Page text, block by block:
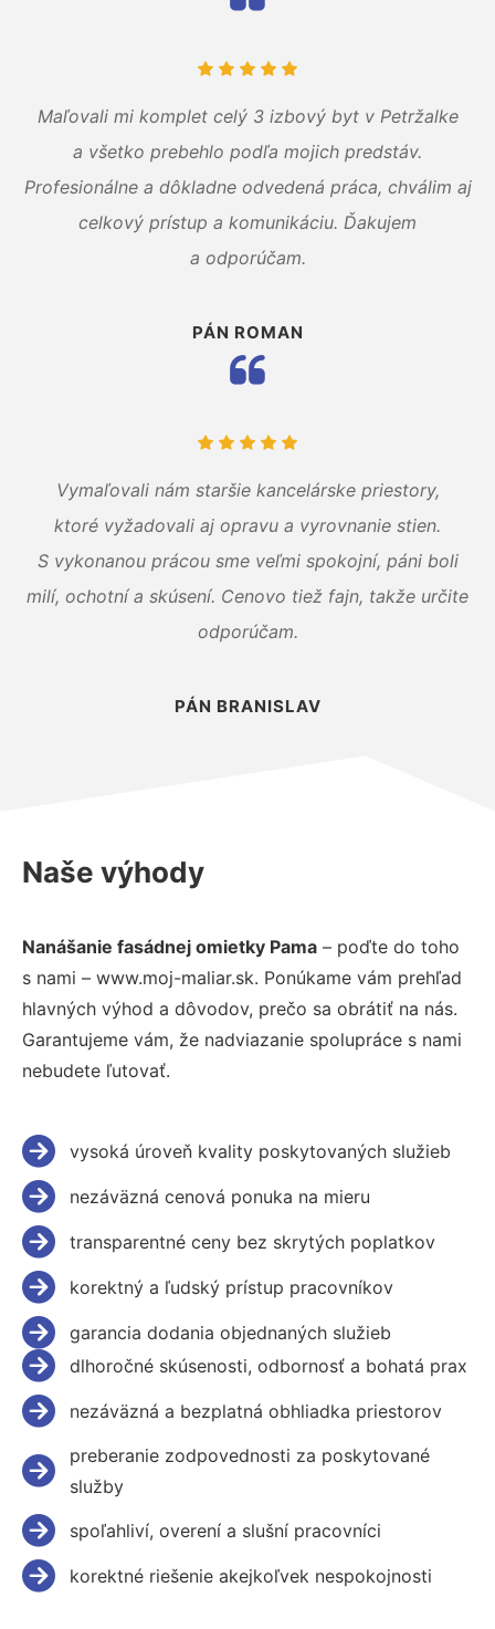
Maľovali mi komplet celý 3 izbový byt v Petržalke
a všetko prebehlo podľa mojich predstáv.
Profesionálne a dôkladne odvedená práca, chválim aj
celkový prístup a komunikáciu. Ďakujem
a odporúčam.
PÁN ROMAN
Vymaľovali nám staršie kancelárske priestory,
ktoré vyžadovali aj opravu a vyrovnanie stien.
S vykonanou prácou sme veľmi spokojní, páni boli
milí, ochotní a skúsení. Cenovo tiež fajn, takže určite
odporúčam.
PÁN BRANISLAV
Naše výhody
Nanášanie fasádnej omietky Pama – poďte do toho
s nami – www.moj-maliar.sk. Ponúkame vám prehľad
hlavných výhod a dôvodov, prečo sa obrátiť na nás.
Garantujeme vám, že nadviazanie spolupráce s nami
nebudete ľutovať.
vysoká úroveň kvality poskytovaných služieb
nezáväzná cenová ponuka na mieru
transparentné ceny bez skrytých poplatkov
korektný a ľudský prístup pracovníkov
garancia dodania objednaných služieb
dlhoročné skúsenosti, odbornosť a bohatá prax
nezáväzná a bezplatná obhliadka priestorov
preberanie zodpovednosti za poskytované
služby
spoľahliví, overení a slušní pracovníci
korektné riešenie akejkoľvek nespokojnosti